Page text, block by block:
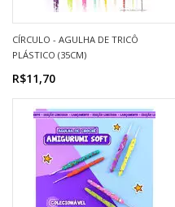
CÍRCULO - AGULHA DE TRICÔ
PLÁSTICO (35CM)
R$11,70